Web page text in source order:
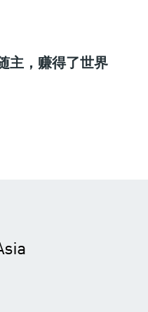
主，赚得了世界